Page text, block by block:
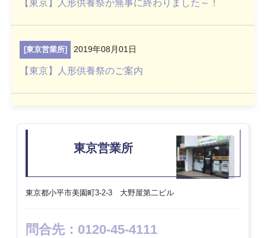
【東京】人形供養祭が無事に終わりました～！
[東京営業所] 2019年08月01日
【東京】人形供養祭のご案内
東京営業所
東京都小平市美園町3-2-3 大野屋第二ビル
問合先：0120-45-4111